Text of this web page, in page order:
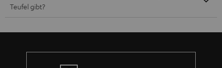
Teufel gibt?